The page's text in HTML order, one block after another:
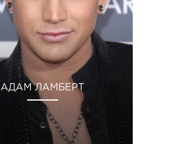
АДАМ ЛАМБЕРТ